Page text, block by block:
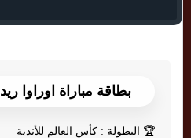
بطاقة مباراة اوراوا ريد Vs مونتيري
🏆 البطولة : كأس العالم للأندية